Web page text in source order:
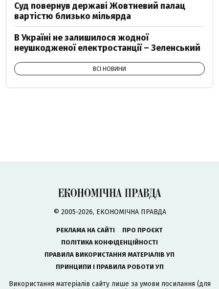
Суд повернув державі Жовтневий палац
вартістю близько мільярда
В Україні не залишилося жодної
неушкодженої електростанції – Зеленський
ВСІ НОВИНИ
© 2005-2026, ЕКОНОМІЧНА ПРАВДА
РЕКЛАМА НА САЙТІ
ПРО ПРОЄКТ
ПОЛІТИКА КОНФІДЕНЦІЙНОСТІ
ПРАВИЛА ВИКОРИСТАННЯ МАТЕРІАЛІВ УП
ПРИНЦИПИ І ПРАВИЛА РОБОТИ УП
Використання матеріалів сайту лише за умови посилання (для